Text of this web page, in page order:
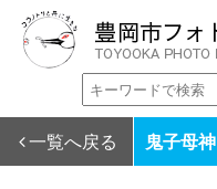
一覧へ戻る 鬼子母神